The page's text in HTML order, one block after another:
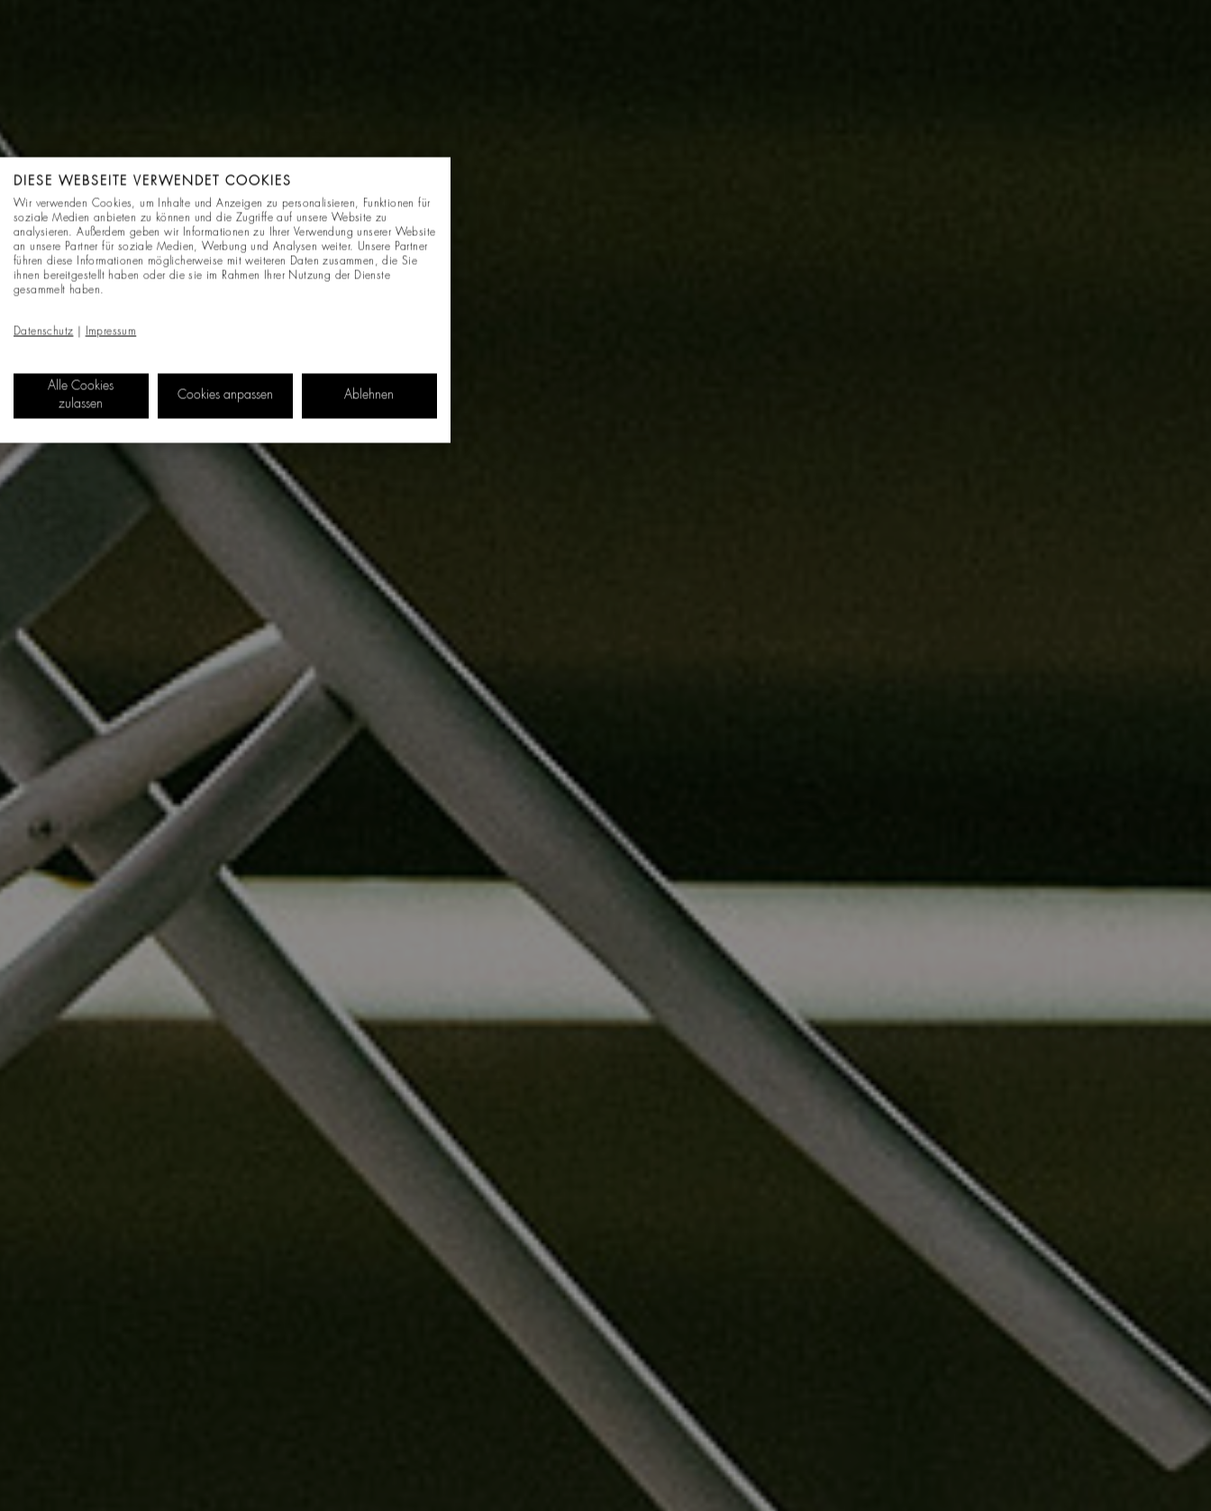
DIESE WEBSEITE VERWENDET COOKIES
Wir verwenden Cookies, um Inhalte und Anzeigen zu personalisieren, Funktionen für
soziale Medien anbieten zu können und die Zugriffe auf unsere Website zu
analysieren. Außerdem geben wir Informationen zu Ihrer Verwendung unserer Website
an unsere Partner für soziale Medien, Werbung und Analysen weiter. Unsere Partner
führen diese Informationen möglicherweise mit weiteren Daten zusammen, die Sie
ihnen bereitgestellt haben oder die sie im Rahmen Ihrer Nutzung der Dienste
gesammelt haben.
Datenschutz Impressum
Alle Cookies
zulassen
Cookies anpassen Ablehnen